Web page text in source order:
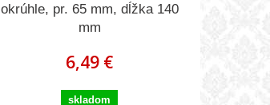
okrúhle, pr. 65 mm, dĺžka 140
mm
6,49 €
skladom